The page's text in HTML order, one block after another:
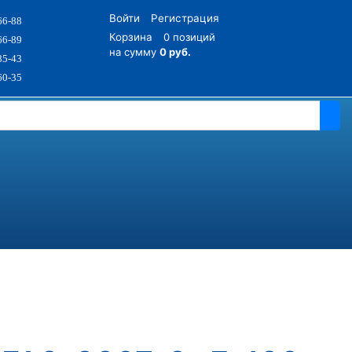
88
89
43
35
Войти
Регистрация
Корзина
0 позиций
на сумму 0 руб.